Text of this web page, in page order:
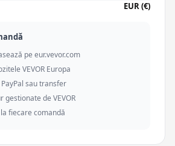
EUR (€)
pe eur.vevor.com
VEVOR Europa
sau transfer
de VEVOR
fiecare comandă